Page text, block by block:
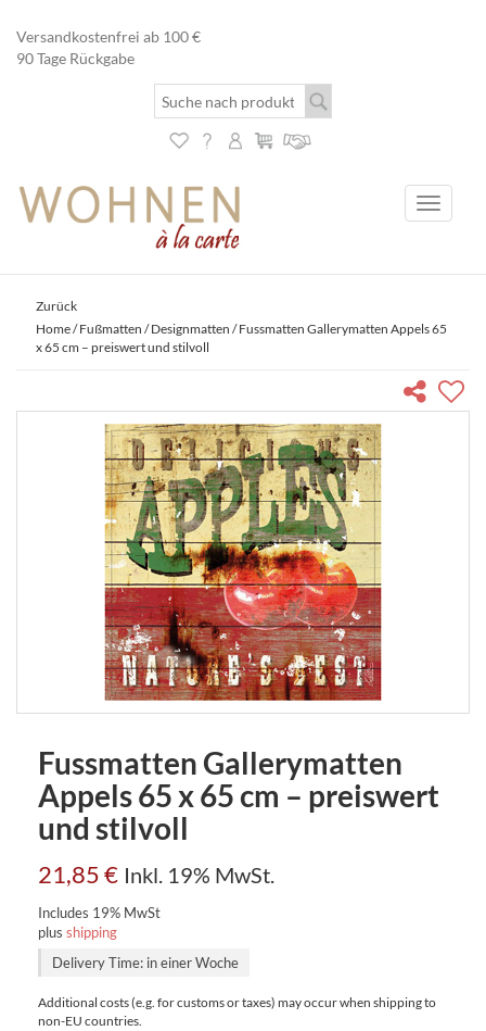
Versandkostenfrei ab 100 €
90 Tage Rückgabe
Toggle
Zurück
Home/Fußmatten /Designmatten / Fussmatten Gallerymatten Appels 65
x 65 cm – preiswert und stilvoll
Fussmatten Gallerymatten
Appels 65 x 65 cm – preiswert
und stilvoll
21,85€ Inkl. 19% MwSt.
Includes 19% MwSt
plus shipping
Delivery Time: in einer Woche
Additional costs (e.g. for customs or taxes) may occur when shipping to
non-EU countries.